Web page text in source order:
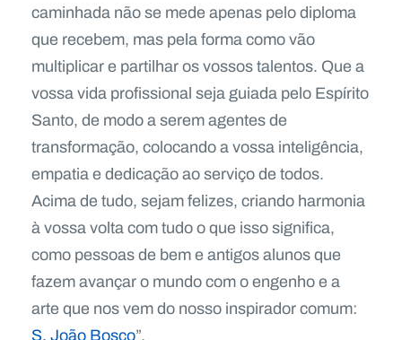
caminhada não se mede apenas pelo diploma
que recebem, mas pela forma como vão
multiplicar e partilhar os vossos talentos. Que a
vossa vida profissional seja guiada pelo Espírito
Santo, de modo a serem agentes de
transformação, colocando a vossa inteligência,
empatia e dedicação ao serviço de todos.
Acima de tudo, sejam felizes, criando harmonia
à vossa volta com tudo o que isso significa,
como pessoas de bem e antigos alunos que
fazem avançar o mundo com o engenho e a
arte que nos vem do nosso inspirador comum: